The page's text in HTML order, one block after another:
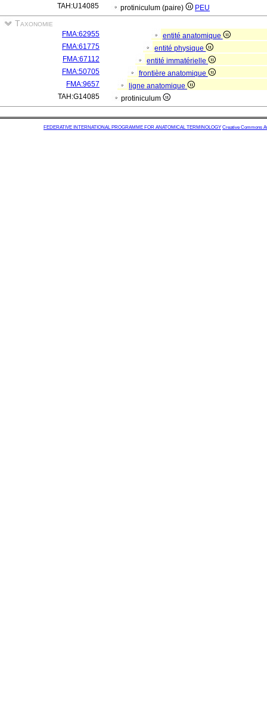
TAH:U14085
protiniculum (paire) PEU
Taxonomie
FMA:62955
entité anatomique
FMA:61775
entité physique
FMA:67112
entité immatérielle
FMA:50705
frontière anatomique
FMA:9657
ligne anatomique
TAH:G14085
protiniculum
FEDERATIVE INTERNATIONAL PROGRAMME FOR ANATOMICAL TERMINOLOGY Creative Commons